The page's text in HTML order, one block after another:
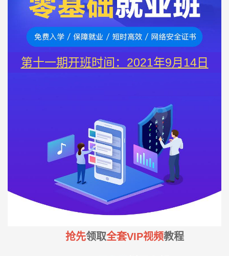
第十一期开班时间：2021年9月14日
抢先领取全套VIP视频教程